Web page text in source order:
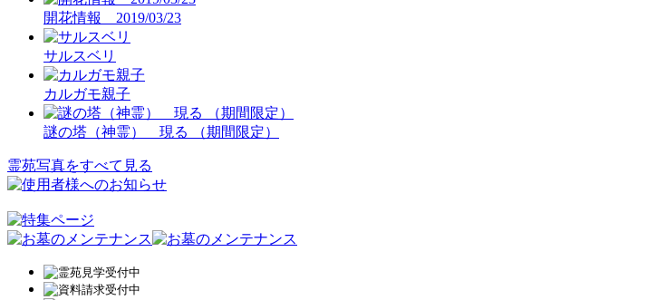
開花情報 2019/03/23
サルスベリ
カルガモ親子
謎の塔（神霊） 現る （期間限定）
霊苑写真をすべて見る